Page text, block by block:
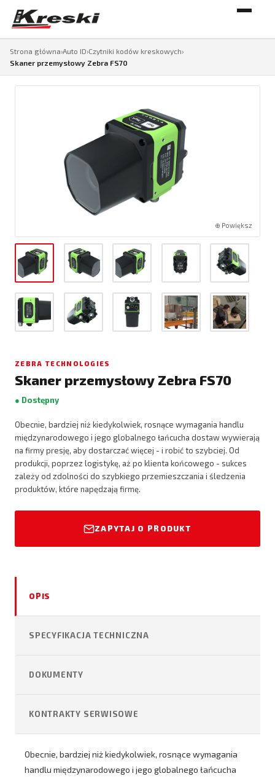
Strona główna›Auto ID›Czytniki kodów kreskowych›
Skaner przemysłowy Zebra FS70
⊕ Powiększ
ZEBRA TECHNOLOGIES
Skaner przemysłowy Zebra FS70
● Dostępny
Obecnie, bardziej niż kiedykolwiek, rosnące wymagania handlu
międzynarodowego i jego globalnego łańcucha dostaw wywierają
na firmy presję, aby dostarczać więcej - i robić to szybciej. Od
produkcji, poprzez logistykę, aż po klienta końcowego - sukces
zależy od zdolności do szybkiego przemieszczania i śledzenia
produktów, które napędzają firmę.
ZAPYTAJ O PRODUKT
OPIS
SPECYFIKACJA TECHNICZNA
DOKUMENTY
KONTRAKTY SERWISOWE
Obecnie, bardziej niż kiedykolwiek, rosnące wymagania
handlu międzynarodowego i jego globalnego łańcucha